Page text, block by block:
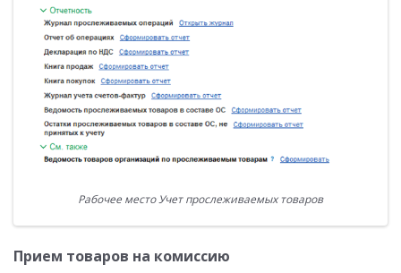
Рабочее место Учет прослеживаемых товаров
Прием товаров на комиссию